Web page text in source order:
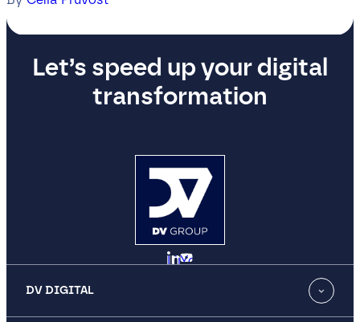
Let’s speed up your digital
transformation
LinkedIn
YouTube
DV DIGITAL